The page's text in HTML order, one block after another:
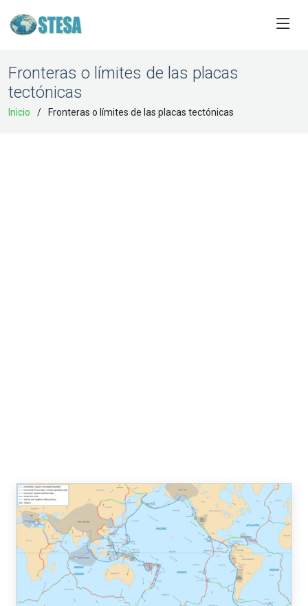
Fronteras o límites de las placas
tectónicas
Inicio Fronteras o límites de las placas tectónicas